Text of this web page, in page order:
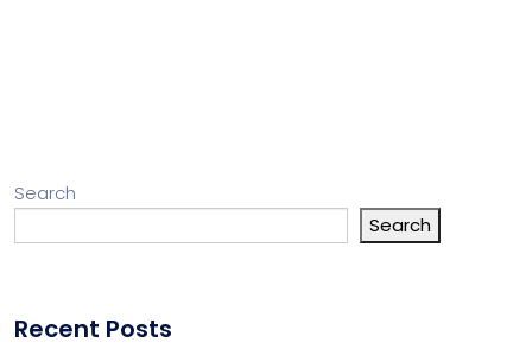
Search
Search
Recent Posts